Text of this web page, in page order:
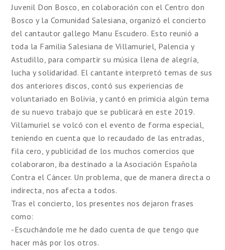
Juvenil Don Bosco, en colaboración con el Centro don
Bosco y la Comunidad Salesiana, organizó el concierto
del cantautor gallego Manu Escudero. Esto reunió a
toda la Familia Salesiana de Villamuriel, Palencia y
Astudillo, para compartir su música llena de alegría,
lucha y solidaridad. El cantante interpretó temas de sus
dos anteriores discos, contó sus experiencias de
voluntariado en Bolivia, y cantó en primicia algún tema
de su nuevo trabajo que se publicará en este 2019.
Villamuriel se volcó con el evento de forma especial,
teniendo en cuenta que lo recaudado de las entradas,
fila cero, y publicidad de los muchos comercios que
colaboraron, iba destinado a la Asociación Española
Contra el Cáncer. Un problema, que de manera directa o
indirecta, nos afecta a todos.
Tras el concierto, los presentes nos dejaron frases
como:
-Escuchándole me he dado cuenta de que tengo que
hacer más por los otros.